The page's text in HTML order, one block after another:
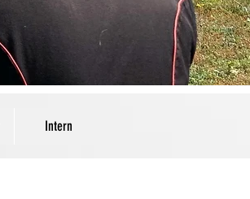
Intern